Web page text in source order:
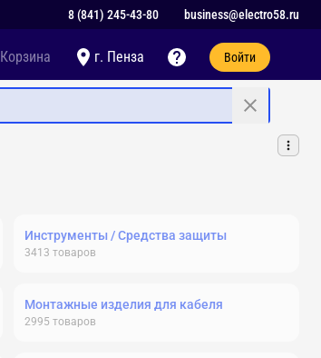
8 (841) 245-43-80 business@electro58.ru
Корзина г. Пенза Войти
Инструменты / Средства защиты
3413 товаров
Монтажные изделия для кабеля
2995 товаров